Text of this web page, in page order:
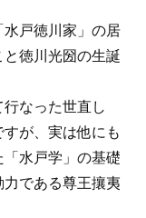
戸徳川家」の居
徳川光圀の生誕
なった世直し
すが、実は他にも
水戸学」の基礎
である尊王攘夷